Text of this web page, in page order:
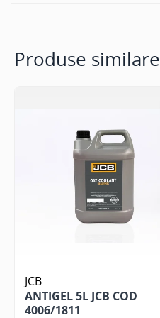
Produse similare
JCB
ANTIGEL 5L JCB COD
4006/1811